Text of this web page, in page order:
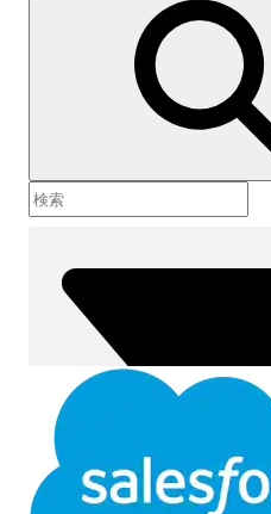
目次を表示